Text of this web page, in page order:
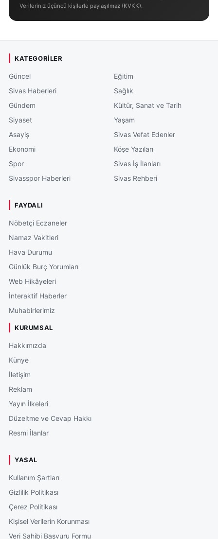
Verileriniz üçüncü kişilerle paylaşılmaz (KVKK).
KATEGORILER
Güncel
Sivas Haberleri
Gündem
Siyaset
Asayiş
Ekonomi
Spor
Sivasspor Haberleri
Eğitim
Sağlık
Kültür, Sanat ve Tarih
Yaşam
Sivas Vefat Edenler
Köşe Yazıları
Sivas İş İlanları
Sivas Rehberi
FAYDALI
Nöbetçi Eczaneler
Namaz Vakitleri
Hava Durumu
Günlük Burç Yorumları
Web Hikâyeleri
İnteraktif Haberler
Muhabirlerimiz
KURUMSAL
Hakkımızda
Künye
İletişim
Reklam
Yayın İlkeleri
Düzeltme ve Cevap Hakkı
Resmi İlanlar
YASAL
Kullanım Şartları
Gizlilik Politikası
Çerez Politikası
Kişisel Verilerin Korunması
Veri Sahibi Başvuru Formu